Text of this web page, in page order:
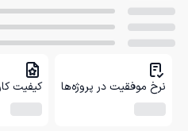
نرخ موفقیت در پروژه‌ها کیفیت